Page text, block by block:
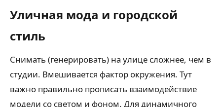
Уличная мода и городской
стиль
Снимать (генерировать) на улице сложнее, чем в
студии. Вмешивается фактор окружения. Тут
важно правильно прописать взаимодействие
модели со светом и фоном. Для динамичного